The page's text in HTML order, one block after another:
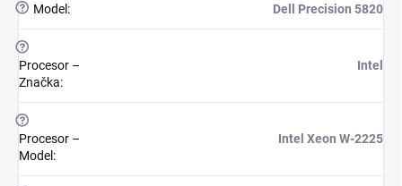
? Model : Dell Precision 5820
?
Procesor –
Značka:
Intel
?
Procesor –
Model :
Intel Xeon W-2225